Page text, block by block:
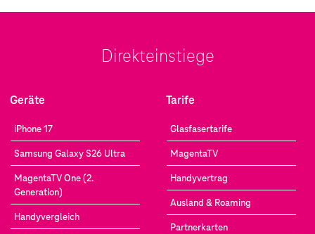
Direkteinstiege
Geräte
iPhone 17
Samsung Galaxy S26 Ultra
MagentaTV One (2.
Generation)
Handyvergleich
Tarife
Glasfasertarife
MagentaTV
Handyvertrag
Ausland & Roaming
Partnerkarten